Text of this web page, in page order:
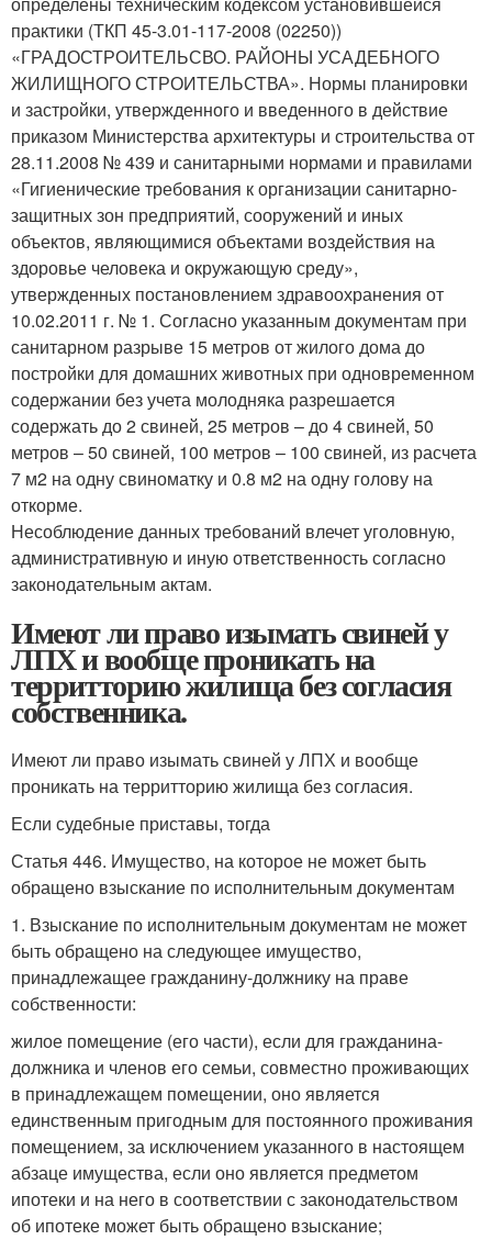
практики (ТКП 45-3.01-117-2008 (02250))
«ГРАДОСТРОИТЕЛЬСВО. РАЙОНЫ УСАДЕБНОГО
ЖИЛИЩНОГО СТРОИТЕЛЬСТВА». Нормы планировки
и застройки, утвержденного и введенного в действие
приказом Министерства архитектуры и строительства от
28.11.2008 № 439 и санитарными нормами и правилами
«Гигиенические требования к организации санитарно-
защитных зон предприятий, сооружений и иных
объектов, являющимися объектами воздействия на
здоровье человека и окружающую среду»,
утвержденных постановлением здравоохранения от
10.02.2011 г. № 1. Согласно указанным документам при
санитарном разрыве 15 метров от жилого дома до
постройки для домашних животных при одновременном
содержании без учета молодняка разрешается
содержать до 2 свиней, 25 метров – до 4 свиней, 50
метров – 50 свиней, 100 метров – 100 свиней, из расчета
7 м2 на одну свиноматку и 0.8 м2 на одну голову на
откорме.
Несоблюдение данных требований влечет уголовную,
административную и иную ответственность согласно
законодательным актам.
Имеют ли право изымать свиней у
ЛПХ и вообще проникать на
территторию жилища без согласия
собственника.
Имеют ли право изымать свиней у ЛПХ и вообще
проникать на территторию жилища без согласия.
Если судебные приставы, тогда
Статья 446. Имущество, на которое не может быть
обращено взыскание по исполнительным документам
1. Взыскание по исполнительным документам не может
быть обращено на следующее имущество,
принадлежащее гражданину-должнику на праве
собственности:
жилое помещение (его части), если для гражданина-
должника и членов его семьи, совместно проживающих
в принадлежащем помещении, оно является
единственным пригодным для постоянного проживания
помещением, за исключением указанного в настоящем
абзаце имущества, если оно является предметом
ипотеки и на него в соответствии с законодательством
об ипотеке может быть обращено взыскание;